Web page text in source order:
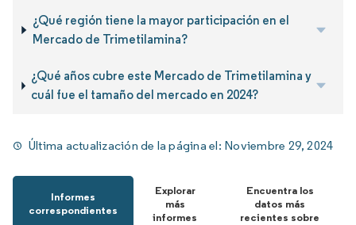
¿Qué región tiene la mayor participación en el
Mercado de Trimetilamina?
¿Qué años cubre este Mercado de Trimetilamina y
cuál fue el tamaño del mercado en 2024?
Última actualización de la página el: Noviembre 29, 2024
Informes
correspondientes
Explorar
más
informes
Encuentra los
datos más
recientes sobre